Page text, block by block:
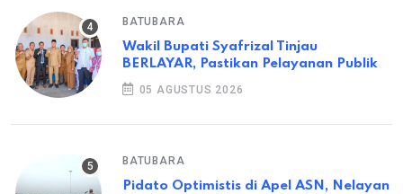
BATUBARA
Wakil Bupati Syafrizal Tinjau
BERLAYAR, Pastikan Pelayanan Publik
05 AGUSTUS 2026
BATUBARA
Pidato Optimistis di Apel ASN, Nelayan